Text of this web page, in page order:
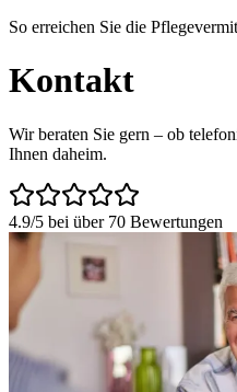
So erreichen Sie die
Kontakt
Wir beraten Sie gern – ob
Ihnen daheim.
4.9/5 bei über 70 Bewertungen